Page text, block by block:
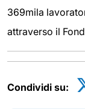
369mila
attraverso il
Condividi su: